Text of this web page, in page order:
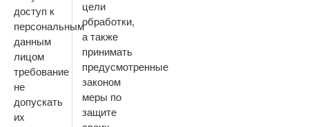
доступ к
персональным
данным
лицом
требование
не
допускать
их
цели
обработки,
а также
принимать
предусмотренные
законом
меры по
защите